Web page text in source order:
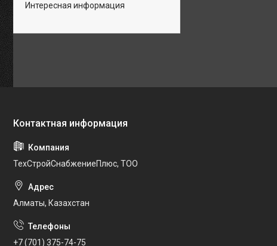
Интересная информация
ТехСтройСнабжениеПлюс, ТОО
Алматы, Казахстан
+7 (701) 375-74-75